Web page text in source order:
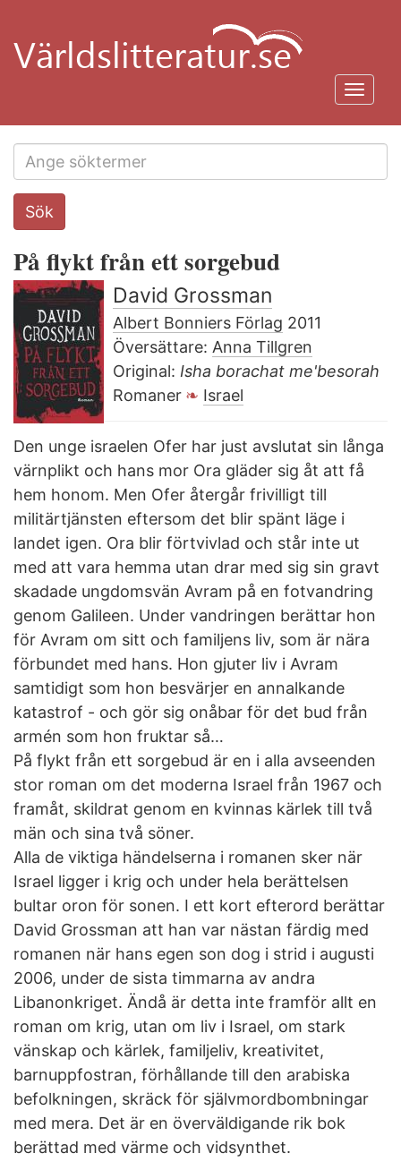
huvudinnehåll
Search
this
Sök
På flykt från ett sorgebud
David Grossman
Albert Bonniers Förlag 2011
Översättare: Anna Tillgren
Original: Isha borachat me'besorah
Romaner
Israel
Den unge israelen Ofer har just avslutat sin långa
värnplikt och hans mor Ora gläder sig åt att få
hem honom. Men Ofer återgår frivilligt till
militärtjänsten eftersom det blir spänt läge i
landet igen. Ora blir förtvivlad och står inte ut
med att vara hemma utan drar med sig sin gravt
skadade ungdomsvän Avram på en fotvandring
genom Galileen. Under vandringen berättar hon
för Avram om sitt och familjens liv, som är nära
förbundet med hans. Hon gjuter liv i Avram
samtidigt som hon besvärjer en annalkande
katastrof - och gör sig onåbar för det bud från
armén som hon fruktar så…
På flykt från ett sorgebud är en i alla avseenden
stor roman om det moderna Israel från 1967 och
framåt, skildrat genom en kvinnas kärlek till två
män och sina två söner.
Alla de viktiga händelserna i romanen sker när
Israel ligger i krig och under hela berättelsen
bultar oron för sonen. I ett kort efterord berättar
David Grossman att han var nästan färdig med
romanen när hans egen son dog i strid i augusti
2006, under de sista timmarna av andra
Libanonkriget. Ändå är detta inte framför allt en
roman om krig, utan om liv i Israel, om stark
vänskap och kärlek, familjeliv, kreativitet,
barnuppfostran, förhållande till den arabiska
befolkningen, skräck för självmordbombningar
med mera. Det är en överväldigande rik bok
berättad med värme och vidsynthet.